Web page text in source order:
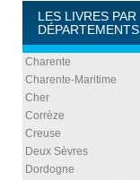
LES LIVRES PAR
DÉPARTEMENTS
Charente
Charente-Maritime
Cher
Corrèze
Creuse
Deux Sèvres
Dordogne